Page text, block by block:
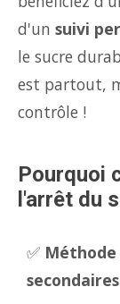
d'un suivi
le sucre
est partout,
contrôle !
Pourquoi
l'arrêt du
✅
secondaires